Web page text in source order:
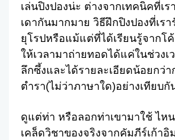
เล่นปิงปองน่ะ ต่างจากเทคนิคที่เ
เดากันมากมาย วิธีฝึกปิงปองที่เร
ยุโรปหรือแม้แต่ที่ได้เรียนรู้จากโ
ให้เวลามาถ่ายทอดได้แค่ในช่วงเ
ลึกซึ้งและได้รายละเอียดน้อยกว่า
ตำรา(ไม่ว่าภาษาใด)อย่างเทียบกั
ดูแต่ท่า หรือลอกท่าเขามาใช้ ไห
เคล็ดวิชาของจริงจากคัมภีร์เก้าอิ